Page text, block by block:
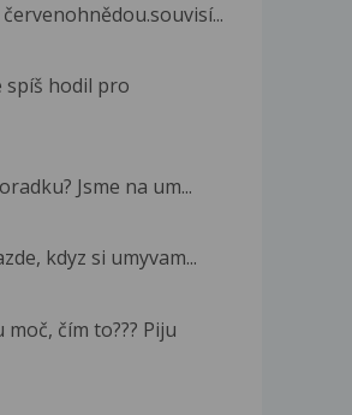
hodil pro
Jsme na um...
kdyz si umyvam...
čím to??? Piju